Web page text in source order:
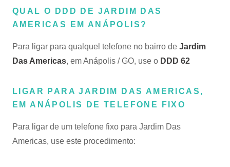
QUAL O DDD DE JARDIM DAS
AMERICAS EM ANÁPOLIS?
Para ligar para qualquel telefone no bairro de Jardim
Das Americas, em Anápolis / GO, use o DDD 62
LIGAR PARA JARDIM DAS AMERICAS,
EM ANÁPOLIS DE TELEFONE FIXO
Para ligar de um telefone fixo para Jardim Das
Americas, use este procedimento: